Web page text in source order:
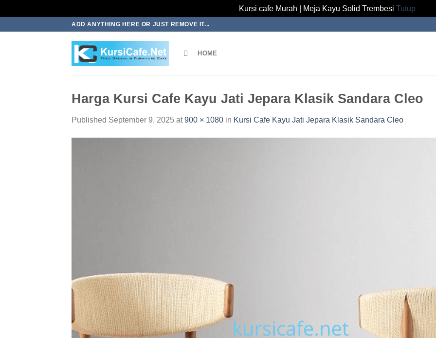
Kursi cafe Murah | Meja Kayu Solid Trembesi Tutup
ADD ANYTHING HERE OR JUST REMOVE IT...
HOME
Harga Kursi Cafe Kayu Jati Jepara Klasik Sandara Cleo
Published September 9, 2025 at900 × 1080 in Kursi Cafe Kayu Jati Jepara Klasik Sandara Cleo